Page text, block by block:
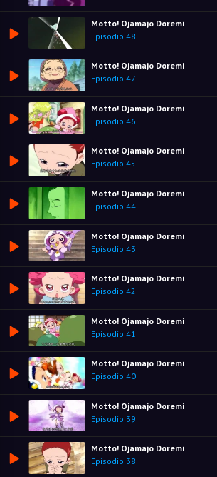
Motto! Ojamajo Doremi
Episodio 48
Motto! Ojamajo Doremi
Episodio 47
Motto! Ojamajo Doremi
Episodio 46
Motto! Ojamajo Doremi
Episodio 45
Motto! Ojamajo Doremi
Episodio 44
Motto! Ojamajo Doremi
Episodio 43
Motto! Ojamajo Doremi
Episodio 42
Motto! Ojamajo Doremi
Episodio 41
Motto! Ojamajo Doremi
Episodio 40
Motto! Ojamajo Doremi
Episodio 39
Motto! Ojamajo Doremi
Episodio 38